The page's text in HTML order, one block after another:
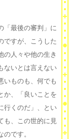
「最後の審判」に
ですが、こうした
の人々や他の生き
ないとは言えない
いものも、何でも
か、「良いことを
行くのだ」、とい
も、この世的に見
です。